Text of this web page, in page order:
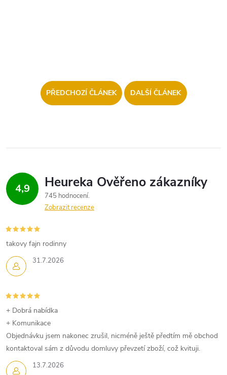
PŘEDCHOZÍ ČLÁNEK DALŠÍ ČLÁNEK
4,9
745 hodnocení
Zobrazit recenze
31.7.2026
takovy fajn rodinny
13.7.2026
+ Dobrá nabídka
+ Komunikace
Objednávku jsem nakonec zrušil, nicméně ještě předtím mě obchod
kontaktoval sám z důvodu domluvy převzetí zboží, což kvituji.